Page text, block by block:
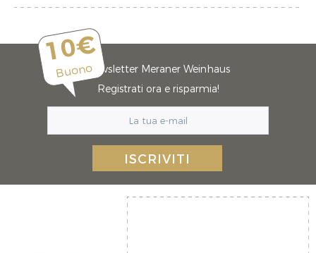
10€
BuonoNewsletter Meraner Weinhaus
Registrati ora e risparmia!
ISCRIVITI